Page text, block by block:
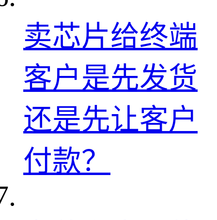
卖芯片给终端
客户是先发货
还是先让客户
付款？